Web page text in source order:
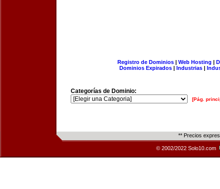
Registro de Dominios| Web Hosting |
Dominios Expirados | Industrias |
Categorías de Dominio:
[Pág.
** Precios
© 2002/2022 Solo10.com